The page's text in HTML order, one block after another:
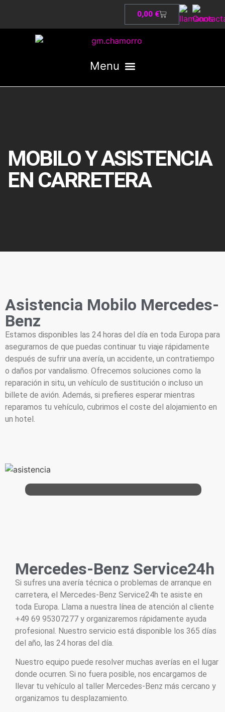
0,00 €
MOBILO Y ASISTENCIA
EN CARRETERA
Asistencia Mobilo Mercedes-
Benz
Estamos disponibles las 24 horas del día en toda Europa para
asegurarnos de que puedas continuar tu viaje rápidamente
después de sufrir una avería, un accidente, un contratiempo
o daños por vandalismo. Ofrecemos soluciones como la
reparación in situ, un vehículo de sustitución o incluso un
billete de avión. Además, si prefieres esperar mientras
reparamos tu vehículo, cubrimos el coste del alojamiento en
un hotel.
Mercedes-Benz Service24h
Si sufres una avería técnica o problemas de arranque en
carretera, el Mercedes-Benz Service24h te asiste en
toda Europa. Llama a nuestra línea de atención al cliente
+49 69 95307277 y organizaremos rápidamente ayuda
profesional. Nuestro servicio está disponible los 365 días
del año, las 24 horas del día.
Nuestro equipo puede resolver muchas averías en el lugar
donde ocurren. Si no fuera posible, nos encargamos de
llevar tu vehículo al taller Mercedes-Benz más cercano y
organizamos tu desplazamiento.